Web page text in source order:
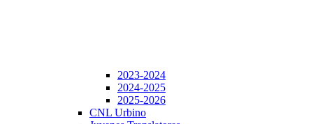
2023-2024
2024-2025
2025-2026
CNL Urbino